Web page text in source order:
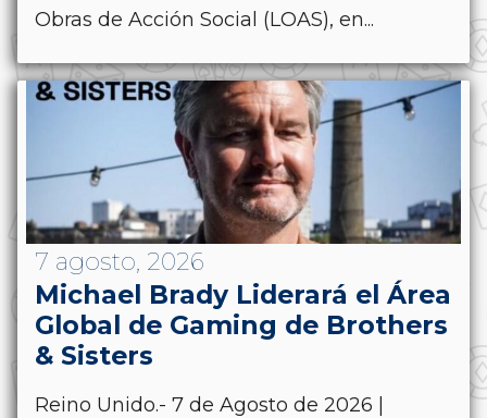
Obras de Acción Social (LOAS), en...
7 agosto, 2026
Michael Brady Liderará el Área
Global de Gaming de Brothers
& Sisters
Reino Unido.- 7 de Agosto de 2026 |